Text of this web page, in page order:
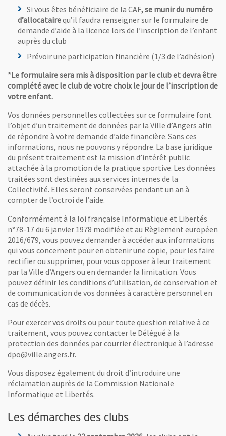
Si vous êtes bénéficiaire de la CAF, se munir du numéro
d’allocatairequ’il faudra renseigner sur le formulaire de
demande d’aide à la licence lors de l’inscription de l’enfant
auprès du club
Prévoir une participation financière (1/3 de l’adhésion)
*Le formulaire sera mis à disposition par le club et devra être
complété avec le club de votre choix le jour de l’inscription de
votre enfant.
Vos données personnelles collectées sur ce formulaire font
l’objet d’un traitement de données par la Ville d’Angers afin
de répondre à votre demande d’aide financière. Sans ces
informations, nous ne pouvons y répondre. La base juridique
du présent traitement est la mission d’intérêt public
attachée à la promotion de la pratique sportive. Les données
traitées sont destinées aux services internes de la
Collectivité. Elles seront conservées pendant un an à
compter de l’octroi de l’aide.
Conformément à la loi française Informatique et Libertés
n°78-17 du 6 janvier 1978 modifiée et au Règlement européen
2016/679, vous pouvez demander à accéder aux informations
qui vous concernent pour en obtenir une copie, pour les faire
rectifier ou supprimer, pour vous opposer à leur traitement
par la Ville d’Angers ou en demander la limitation. Vous
pouvez définir les conditions d’utilisation, de conservation et
de communication de vos données à caractère personnel en
cas de décès.
Pour exercer vos droits ou pour toute question relative à ce
traitement, vous pouvez contacter le Délégué à la
protection des données par courrier électronique à l’adresse
dpo@ville.angers.fr.
Vous disposez également du droit d’introduire une
réclamation auprès de la Commission Nationale
Informatique et Libertés.
Les démarches des clubs